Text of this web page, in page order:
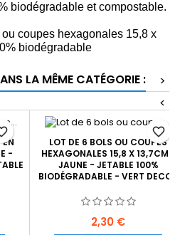
biodégradable et compostable.
coupes hexagonales 15,8 x
biodégradable
LA MÊME CATÉGORIE :
>
<
-
LOT DE 6 BOLS OU COUPES
HEXAGONALES 15,8 X 13,7CM -
JAUNE - JETABLE 100%
BIODÉGRADABLE - VERT DECOR
Prix
2,30 €
favorite_border